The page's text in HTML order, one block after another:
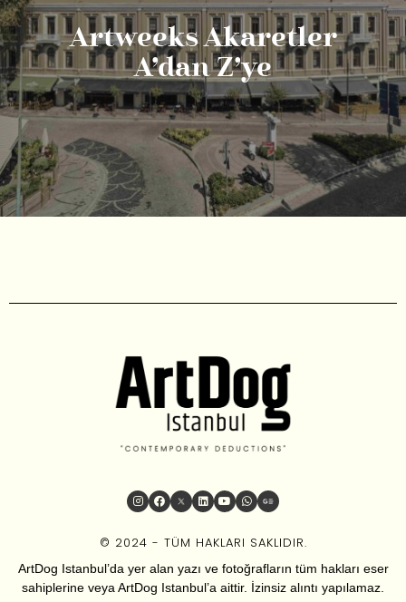
Artweeks Akaretler
A’dan Z’ye
© 2024 - TÜM HAKLARI SAKLIDIR.
ArtDog Istanbul’da yer alan yazı ve fotoğrafların tüm hakları eser
sahiplerine veya ArtDog Istanbul’a aittir. İzinsiz alıntı yapılamaz.